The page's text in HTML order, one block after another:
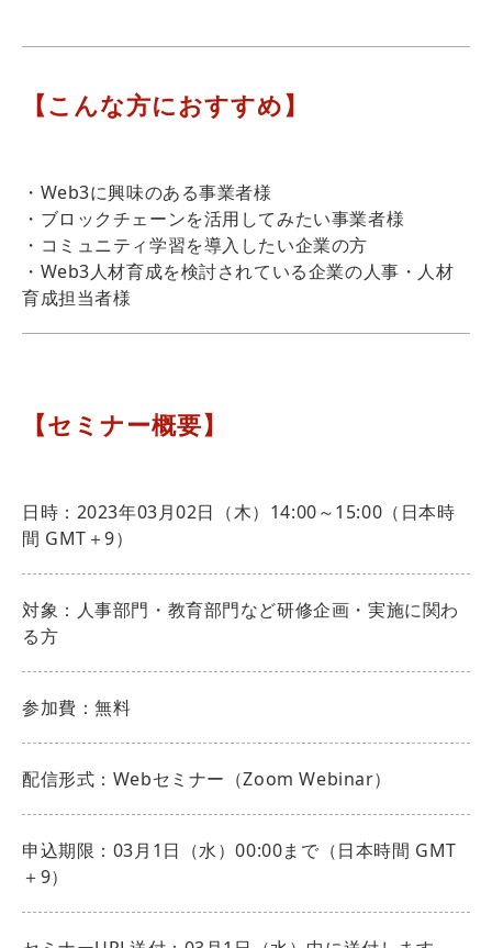
【こんな方におすすめ】
・Web3に興味のある事業者様
・ブロックチェーンを活用してみたい事業者様
・コミュニティ学習を導入したい企業の方
・Web3人材育成を検討されている企業の人事・人材
育成担当者様
【セミナー概要】
日時：2023年03月02日（木）14:00～15:00（日本時
間 GMT＋9）
対象：人事部門・教育部門など研修企画・実施に関わ
る方
参加費：無料
配信形式：Webセミナー（Zoom Webinar）
申込期限：03月1日（水）00:00まで（日本時間 GMT
＋9）